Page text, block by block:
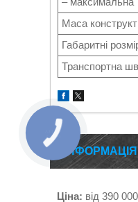
Маса
Габаритні
Транспортна
Ціна: від 390